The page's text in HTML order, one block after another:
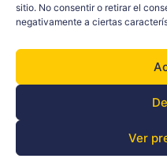
sitio. No consentir o retirar el
negativamente a ciertas
Ver
Política
Política de
Español